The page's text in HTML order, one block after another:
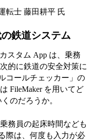
転士 藤田耕平 氏
鉄道システム
スタム App は、乗務
的に鉄道の安全対策に
コールチェッカー」の
FileMaker を用いてど
のだろうか。
務員の起床時間なども
際は、何度も入力が必